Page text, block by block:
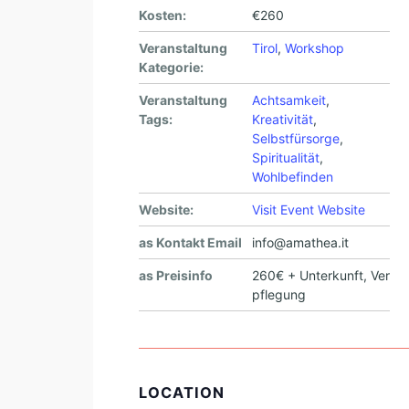
Kosten: €260
Veranstaltung
Kategorie:
Tirol, Workshop
Veranstaltung
Tags:
Achtsamkeit,
Kreativität,
Selbstfürsorge,
Spiritualität,
Wohlbefinden
Website: Visit Event Website
as Kontakt Email info@amathea.it
as Preisinfo
260€ + Unterkunft, Ver
pflegung
LOCATION